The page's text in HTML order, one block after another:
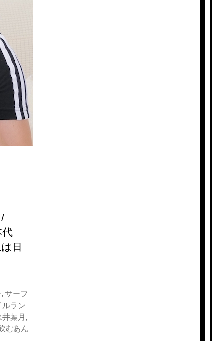
日
,サーフ
ルラン
井葉月 ,
むあん